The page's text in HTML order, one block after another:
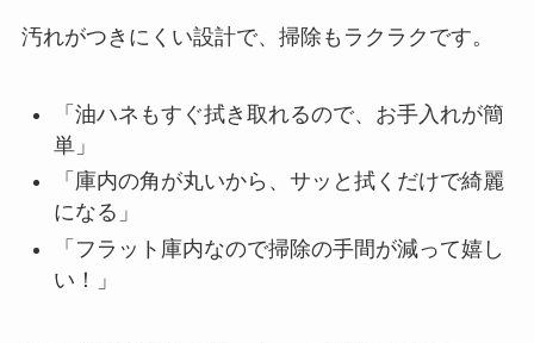
汚れがつきにくい設計で、掃除もラクラクです。
「油ハネもすぐ拭き取れるので、お手入れが簡
単」
「庫内の角が丸いから、サッと拭くだけで綺麗
になる」
「フラット庫内なので掃除の手間が減って嬉し
い！」